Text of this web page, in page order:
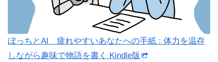
ぼっちとAI 疲れやすいあなたへの手紙 : 体力を温存
しながら趣味で物語を書く Kindle版